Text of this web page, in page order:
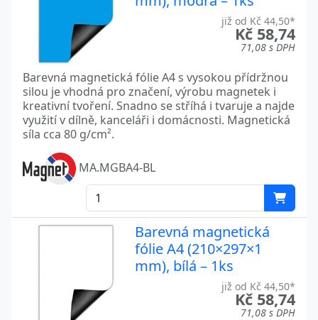
již od Kč 44,50*
Kč 58,74
71,08 s DPH
Barevná magnetická fólie A4 s vysokou přídržnou
silou je vhodná pro značení, výrobu magnetek i
kreativní tvoření. Snadno se stříhá i tvaruje a najde
využití v dílně, kanceláři i domácnosti. Magnetická
síla cca 80 g/cm².
MA.MGBA4-BL
Barevná magnetická
fólie A4 (210×297×1
mm), bílá – 1ks
již od Kč 44,50*
Kč 58,74
71,08 s DPH